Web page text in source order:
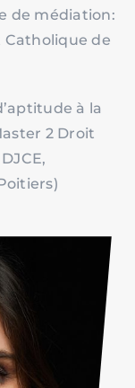
de médiation:
de
à la
2 Droit